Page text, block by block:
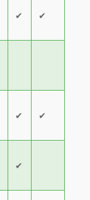
✔ ✔
✔ ✔
✔